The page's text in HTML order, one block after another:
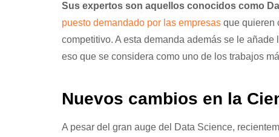
Sus expertos son aquellos conocidos como
puesto demandado por las empresas que quieren
competitivo. A esta demanda además se le
eso que se considera como uno de los trabajos
Nuevos cambios en la
A pesar del gran auge del Data Science,